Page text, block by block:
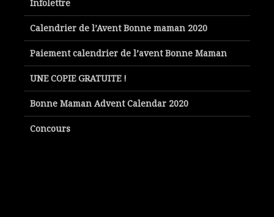
Infolettre
Calendrier de l’Avent Bonne maman 2020
Paiement calendrier de l’avent Bonne Maman
UNE COPIE GRATUITE !
Bonne Maman Advent Calendar 2020
Concours